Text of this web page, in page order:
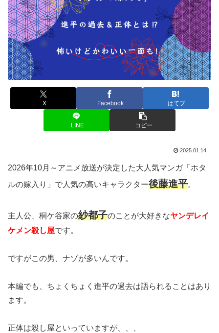
X Facebook はてブ
LINE コピー
2025.01.14
2026年10月～アニメ放送が決定した大人気マンガ「ホタ
ルの嫁入り」で人気の高いキャラクター後藤進平。
主人公、桐ケ谷家の紗都子のことが大好きなヤンデレイ
ケメン殺し屋です。
ですがこの男、ナゾが多いんです。
本編でも、ちょくちょく進平の過去は語られることはあり
ます。
正体は殺し屋といっていますが、、、